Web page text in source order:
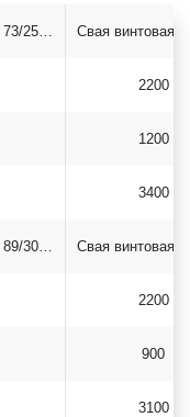
2200
1200
3400
2200
900
3100